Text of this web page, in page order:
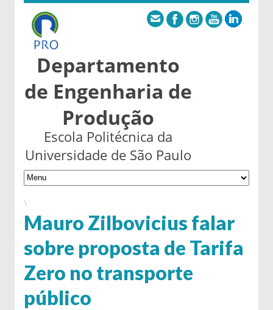
Departamento
de Engenharia de
Produção
Escola Politécnica da
Universidade de São Paulo
\
Mauro Zilbovicius falar
sobre proposta de Tarifa
Zero no transporte
público